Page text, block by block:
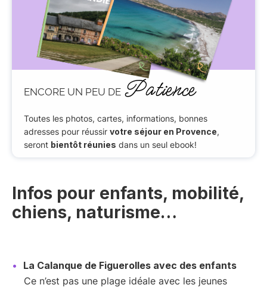
ENCORE UN PEU DE Patience
Toutes les photos, cartes, informations, bonnes
adresses pour réussir votre séjour en Provence,
seront bientôt réunies dans un seul ebook!
Infos pour enfants, mobilité,
chiens, naturisme…
La Calanque de Figuerolles avec des enfants
Ce n’est pas une plage idéale avec les jeunes